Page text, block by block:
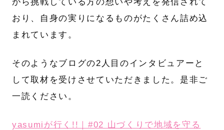
おり、自身の実りになるものがたくさん詰め込
まれています。
そのようなブログの2人目のインタビュアーと
して取材を受けさせていただきました。是非ご
一読ください。
yasumiが行く!!｜#02 山づくりで地域を守る